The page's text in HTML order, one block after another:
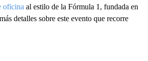
oficina al estilo de la Fórmula 1, fundada en
detalles sobre este evento que recorre